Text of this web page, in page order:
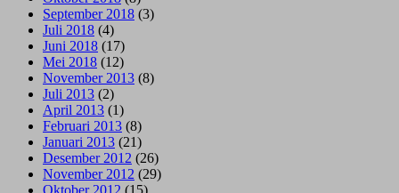
September 2018 (3)
Juli 2018 (4)
Juni 2018 (17)
Mei 2018 (12)
November 2013 (8)
Juli 2013 (2)
April 2013 (1)
Februari 2013 (8)
Januari 2013 (21)
Desember 2012 (26)
November 2012 (29)
Oktober 2012 (15)